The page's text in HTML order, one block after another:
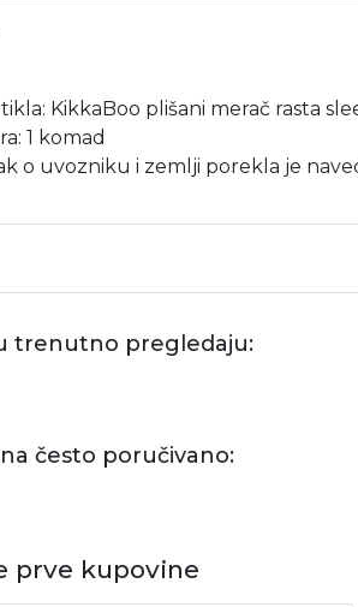
KikkaBoo plišani merač rasta
1 komad
o uvozniku i zemlji porekla je
trenutno pregledaju:
često poručivano:
prve kupovine